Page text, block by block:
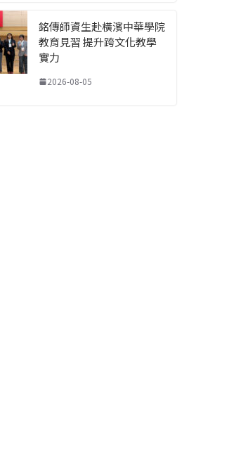
銘傳師資生赴橫濱中華學院
教育見習 提升跨文化教學
實力
2026-08-05